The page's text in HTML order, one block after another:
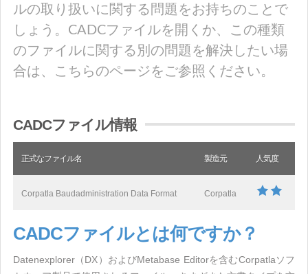
ルの取り扱いに関する問題をお持ちのことで
しょう。CADCファイルを開くか、この種類
のファイルに関する別の問題を解決したい場
合は、こちらのページをご参照ください。
CADCファイル情報
正式なファイル名 製造元 人気度
Corpatla Baudadministration Data Format Corpatla
CADCファイルとは何ですか？
Datenexplorer（DX）およびMetabase Editorを含むCorpatlaソフ